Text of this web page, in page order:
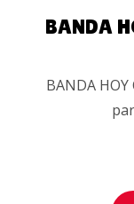
BANDA
BANDA